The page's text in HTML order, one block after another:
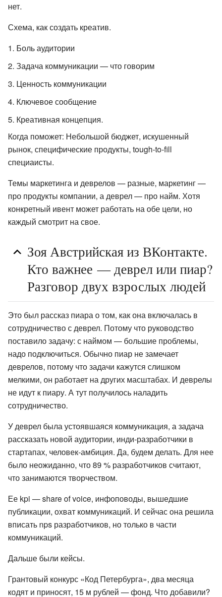
нет.
Схема, как создать креатив.
Боль аудитории
Задача коммуникации — что говорим
Ценность коммуникации
Ключевое сообщение
Креативная концепция.
Когда поможет: Небольшой бюджет, искушенный
рынок, специфические продукты, tough-to-fill
специаисты.
Темы маркетинга и деврелов — разные, маркетинг —
про продукты компании, а деврел — про найм. Хотя
конкретный ивент может работать на обе цели, но
каждый смотрит на свое.
Зоя Австрийская из ВКонтакте.
Кто важнее — деврел или пиар?
Разговор двух взрослых людей
Это был рассказ пиара о том, как она включалась в
сотрудничество с деврел. Потому что руководство
поставило задачу: с наймом — большие проблемы,
надо подключиться. Обычно пиар не замечает
деврелов, потому что задачи кажутся слишком
мелкими, он работает на других масштабах. И деврелы
не идут к пиару. А тут получилось наладить
сотрудничество.
У деврел была устоявшаяся коммуникация, а задача
рассказать новой аудитории, инди-разработчики в
стартапах, человек-амбиция. Да, будем делать. Для нее
было неожиданно, что 89 % разработчиков считают,
что занимаются творчеством.
Ее kpi — share of voice, инфоповоды, вышедшие
публикации, охват коммуникаций. И сейчас она решила
вписать nps разработчиков, но только в части
коммуникаций.
Дальше были кейсы.
Грантовый конкурс «Код Петербурга», два месяца
кодят и приносят, 15 м рублей — фонд. Что добавили?